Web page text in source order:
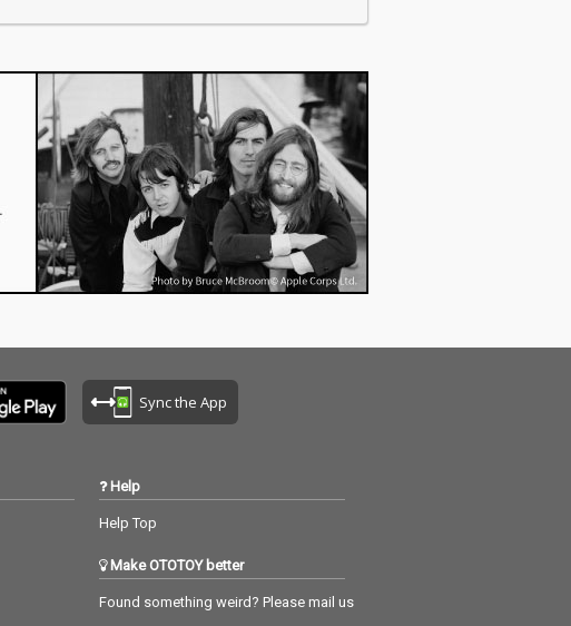
Sync the App
Help
Help Top
Make OTOTOY better
Found something weird? Please mail us